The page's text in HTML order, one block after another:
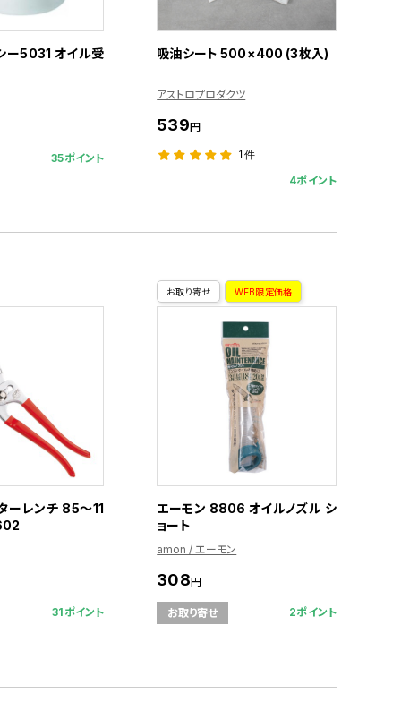
ー5031 オイル受
35ポイント
吸油シート 500×400 (3枚入)
アストロプロダクツ
539円
1件
4ポイント
ーレンチ 85〜11
31ポイント
お取り寄せ WEB限定価格
エーモン 8806 オイルノズル シ
ョート
amon / エーモン
308円
お取り寄せ 2ポイント